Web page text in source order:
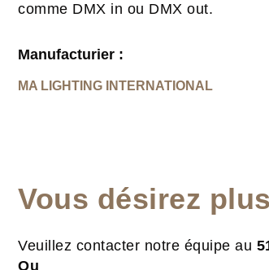
comme DMX in ou DMX out.
Manufacturier :
MA LIGHTING INTERNATIONAL
Vous désirez
Veuillez contacter notre équipe au
Ou